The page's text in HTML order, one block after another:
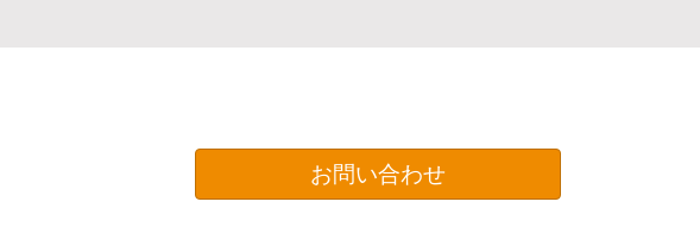
お問い合わせ